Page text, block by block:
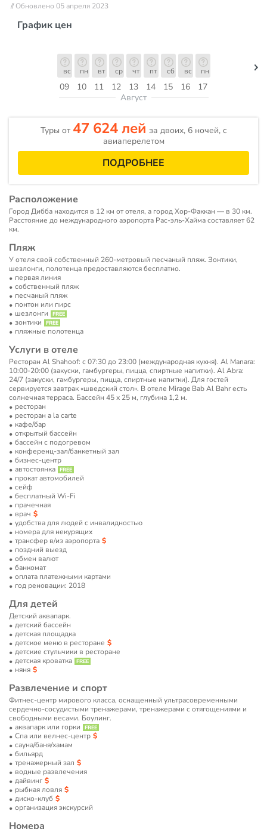
// Обновлено 05 апреля 2023
График цен
09
вс
10
пн
11
вт
12
ср
13
чт
14
пт
15
сб
16
вс
17
пн
Август
Туры от 47 624 лей за двоих, 6 ночей, c
авиаперелетом
ПОДРОБНЕЕ
Расположение
Город Дибба находится в 12 км от отеля, а город Хор-Факкан — в 30 км.
Расстояние до международного аэропорта Рас-эль-Хайма составляет 62
км.
Пляж
У отеля свой собственный 260-метровый песчаный пляж. Зонтики,
шезлонги, полотенца предоставляются бесплатно.
первая линия
собственный пляж
песчаный пляж
понтон или пирс
шезлонги
зонтики
пляжные полотенца
Услуги в отеле
Ресторан Al Shahoof: с 07:30 до 23:00 (международная кухня). Al Manara:
10:00-20:00 (закуски, гамбургеры, пицца, спиртные напитки). Al Abra:
24/7 (закуски, гамбургеры, пицца, спиртные напитки). Для гостей
сервируется завтрак «шведский стол». В отеле Mirage Bab Al Bahr есть
солнечная терраса. Бассейн 45 х 25 м, глубина 1,2 м.
ресторан
ресторан a la carte
кафе/бар
открытый бассейн
бассейн с подогревом
конференц-зал/банкетный зал
бизнес-центр
автостоянка
прокат автомобилей
сейф
бесплатный Wi-Fi
прачечная
врач
удобства для людей с инвалидностью
номера для некурящих
трансфер в/из аэропорта
поздний выезд
обмен валют
банкомат
оплата платежными картами
год реновации: 2018
Для детей
Детский аквапарк.
детский бассейн
детская площадка
детское меню в ресторане
детские стульчики в ресторане
детская кроватка
няня
Развлечение и спорт
Фитнес-центр мирового класса, оснащенный ультрасовременными
сердечно-сосудистыми тренажерами, тренажерами с отягощениями и
свободными весами. Боулинг.
аквапарк или горки
Спа или велнес-центр
сауна/баня/хамам
бильярд
тренажерный зал
водные развлечения
дайвинг
рыбная ловля
диско-клуб
организация экскурсий
Номера